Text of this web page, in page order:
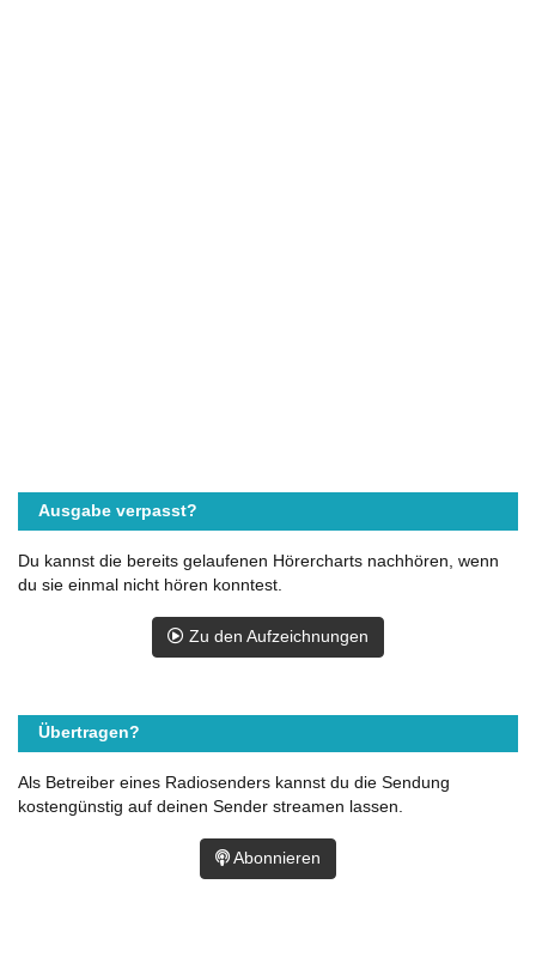
Ausgabe verpasst?
Du kannst die bereits gelaufenen Hörercharts nachhören, wenn
du sie einmal nicht hören konntest.
Zu den Aufzeichnungen
Übertragen?
Als Betreiber eines Radiosenders kannst du die Sendung
kostengünstig auf deinen Sender streamen lassen.
Abonnieren